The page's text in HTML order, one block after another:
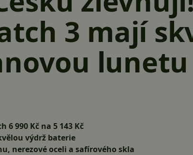
3 mají
lunetu
6 990 Kč na 5 143 Kč
výdrž baterie
nerezové oceli a safírového skla